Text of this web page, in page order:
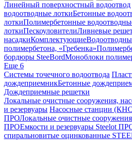
Линейный поверхностный водоотвод
водоотводные лоткиБетонные
лоткиПолимербетонные
лоткиПескоуловителиЛивневые
насадкиКомплектующие
полимербетона, «Гребенка»
бордюры SteeBordМоноблоки
Еще 6
Системы точечного водоотвода
дождеприемникБетонные
Дождеприемные решетки
Локальные очистные сооружения,
и резервуары Насосные станции
ПРОЛокальные очистные
ПРОЕмкости и резервуары Steelot
спиральновитые оцинкованные